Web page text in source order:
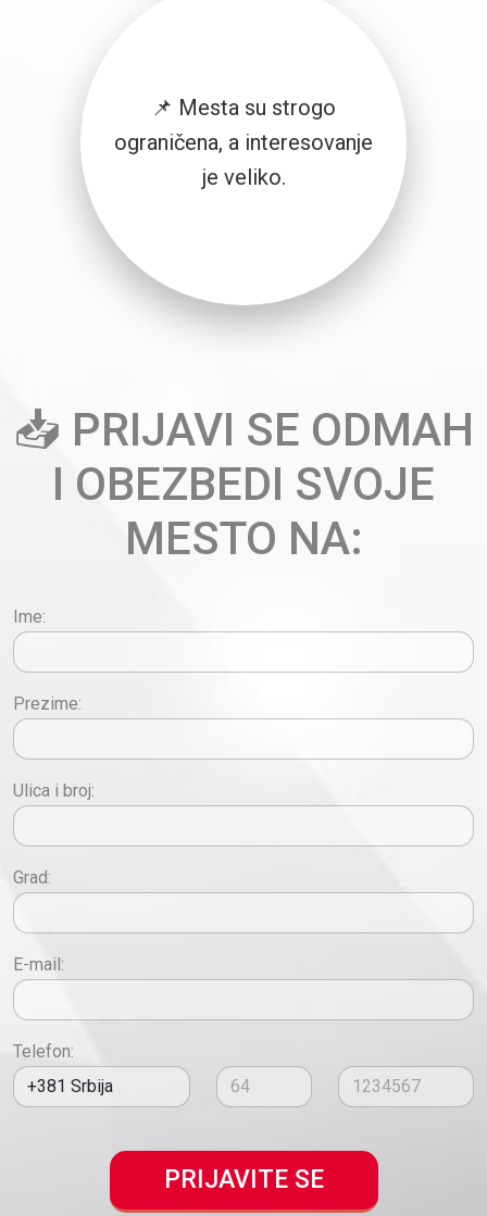
📌 Mesta su strogo
ograničena, a interesovanje
je veliko.
📥 PRIJAVI SE ODMAH
I OBEZBEDI SVOJE
MESTO NA:
Ime:
Prezime:
Ulica i broj:
Grad:
E-mail:
Telefon:
PRIJAVITE SE